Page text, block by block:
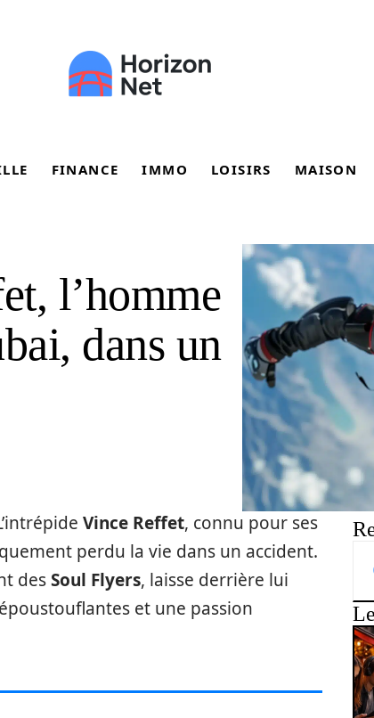
FINANCE IMMO LOISIRS MAISON
l’homme
dans un
Vince Reffet, connu pour ses
perdu la vie dans un accident.
desSoul Flyers, laisse derrière lui
et une passion